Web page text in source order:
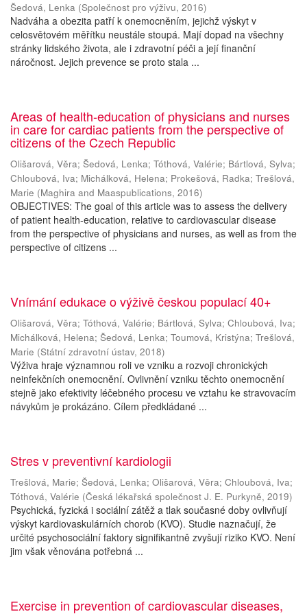
Šedová, Lenka (Společnost pro výživu, 2016)
Nadváha a obezita patří k onemocněním, jejichž výskyt v
celosvětovém měřítku neustále stoupá. Mají dopad na všechny
stránky lidského života, ale i zdravotní péči a její finanční
náročnost. Jejich prevence se proto stala ...
Areas of health-education of physicians and nurses
in care for cardiac patients from the perspective of
citizens of the Czech Republic
Olišarová, Věra; Šedová, Lenka; Tóthová, Valérie; Bártlová, Sylva;
Chloubová, Iva; Michálková, Helena; Prokešová, Radka; Trešlová,
Marie (Maghira and Maaspublications, 2016)
OBJECTIVES: The goal of this article was to assess the delivery
of patient health-education, relative to cardiovascular disease
from the perspective of physicians and nurses, as well as from the
perspective of citizens ...
Vnímání edukace o výživě českou populací 40+
Olišarová, Věra; Tóthová, Valérie; Bártlová, Sylva; Chloubová, Iva;
Michálková, Helena; Šedová, Lenka; Toumová, Kristýna; Trešlová,
Marie (Státní zdravotní ústav, 2018)
Výživa hraje významnou roli ve vzniku a rozvoji chronických
neinfekčních onemocnění. Ovlivnění vzniku těchto onemocnění
stejně jako efektivity léčebného procesu ve vztahu ke stravovacím
návykům je prokázáno. Cílem předkládané ...
Stres v preventivní kardiologii
Trešlová, Marie; Šedová, Lenka; Olišarová, Věra; Chloubová, Iva;
Tóthová, Valérie (Česká lékařská společnost J. E. Purkyně, 2019)
Psychická, fyzická i sociální zátěž a tlak současné doby ovlivňují
výskyt kardiovaskulárních chorob (KVO). Studie naznačují, že
určité psychosociální faktory signifikantně zvyšují riziko KVO. Není
jim však věnována potřebná ...
Exercise in prevention of cardiovascular diseases,